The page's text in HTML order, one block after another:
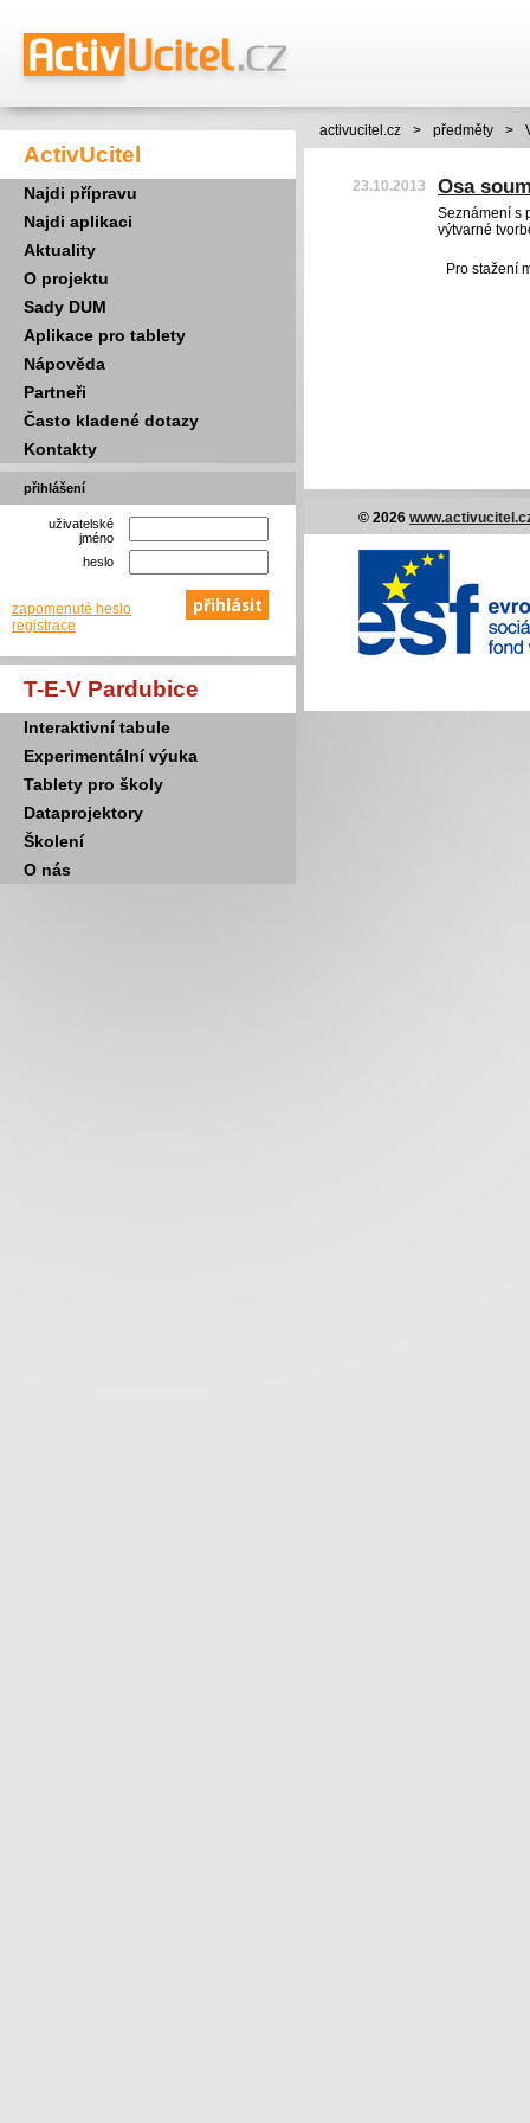
ActivUcitel
Najdi přípravu
Najdi aplikaci
Aktuality
O projektu
Sady DUM
Aplikace pro tablety
Nápověda
Partneři
Často kladené dotazy
Kontakty
přihlášení
uživatelské
jméno
heslo
zapomenuté heslo
registrace
T-E-V Pardubice
Interaktivní tabule
Experimentální výuka
Tablety pro školy
Dataprojektory
Školení
O nás
activucitel.cz > předměty >
23.10.2013 Osa
Seznámení s
výtvarné
Pro stažení
© 2026